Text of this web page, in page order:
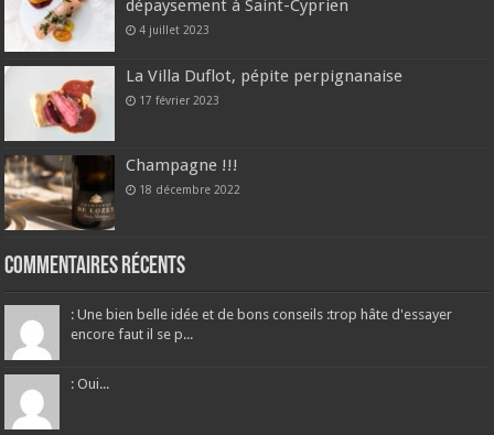
dépaysement à Saint-Cyprien
4 juillet 2023
La Villa Duflot, pépite perpignanaise
17 février 2023
Champagne !!!
18 décembre 2022
Commentaires récents
: Une bien belle idée et de bons conseils :trop hâte d'essayer
encore faut il se p...
: Oui...